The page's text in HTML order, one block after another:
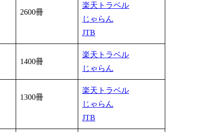
2600冊
楽天トラベル
じゃらん
JTB
1400冊
楽天トラベル
じゃらん
1300冊
楽天トラベル
じゃらん
JTB